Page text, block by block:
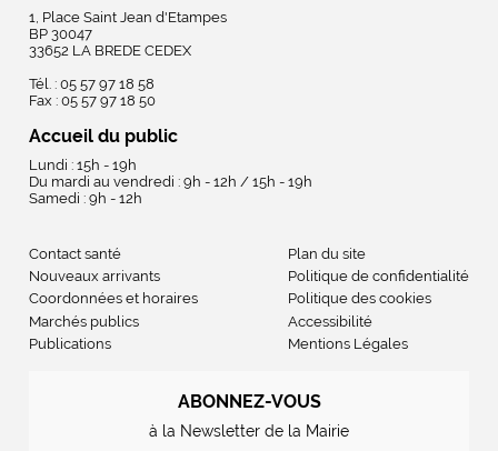
1, Place Saint Jean d'Etampes
BP 30047
33652 LA BREDE CEDEX
Tél. : 05 57 97 18 58
Fax : 05 57 97 18 50
Accueil du public
Lundi : 15h - 19h
Du mardi au vendredi : 9h - 12h / 15h - 19h
Samedi : 9h - 12h
Contact santé
Nouveaux arrivants
Coordonnées et horaires
Marchés publics
Publications
Plan du site
Politique de confidentialité
Politique des cookies
Accessibilité
Mentions Légales
ABONNEZ-VOUS
à la Newsletter de la Mairie